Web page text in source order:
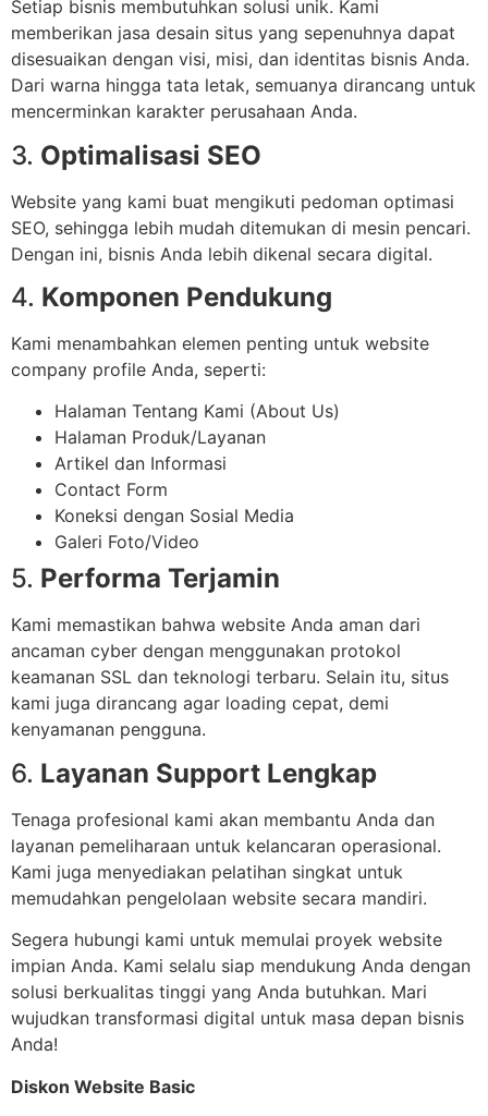
Setiap bisnis membutuhkan solusi unik. Kami
memberikan jasa desain situs yang sepenuhnya dapat
disesuaikan dengan visi, misi, dan identitas bisnis Anda.
Dari warna hingga tata letak, semuanya dirancang untuk
mencerminkan karakter perusahaan Anda.
3. Optimalisasi SEO
Website yang kami buat mengikuti pedoman optimasi
SEO, sehingga lebih mudah ditemukan di mesin pencari.
Dengan ini, bisnis Anda lebih dikenal secara digital.
4. Komponen Pendukung
Kami menambahkan elemen penting untuk website
company profile Anda, seperti:
Halaman Tentang Kami (About Us)
Halaman Produk/Layanan
Artikel dan Informasi
Contact Form
Koneksi dengan Sosial Media
Galeri Foto/Video
5. Performa Terjamin
Kami memastikan bahwa website Anda aman dari
ancaman cyber dengan menggunakan protokol
keamanan SSL dan teknologi terbaru. Selain itu, situs
kami juga dirancang agar loading cepat, demi
kenyamanan pengguna.
6. Layanan Support Lengkap
Tenaga profesional kami akan membantu Anda dan
layanan pemeliharaan untuk kelancaran operasional.
Kami juga menyediakan pelatihan singkat untuk
memudahkan pengelolaan website secara mandiri.
Segera hubungi kami untuk memulai proyek website
impian Anda. Kami selalu siap mendukung Anda dengan
solusi berkualitas tinggi yang Anda butuhkan. Mari
wujudkan transformasi digital untuk masa depan bisnis
Anda!
Diskon Website Basic